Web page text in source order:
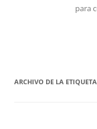
para
ARCHIVO DE LA